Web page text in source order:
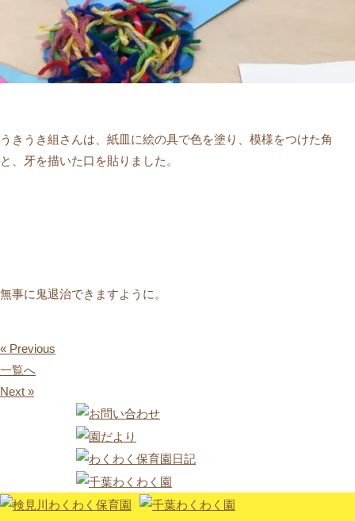
うきうき組さんは、紙皿に絵の具で色を塗り、模様をつけた角
と、牙を描いた口を貼りました。
無事に鬼退治できますように。
« Previous
一覧へ
Next »